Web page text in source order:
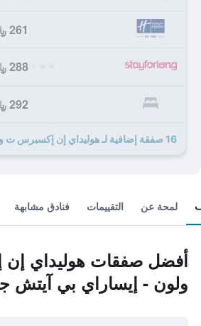
261 ﷼
288 ﷼
292 ﷼
لمحة عن التقييمات فنادق مشابهة
أفضل صفقات هوليداي
ولون - إيساراي بي آيتش